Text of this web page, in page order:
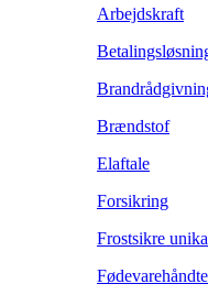
Arbejdskraft
Brændstof
Elaftale
Forsikring
Frostsikre